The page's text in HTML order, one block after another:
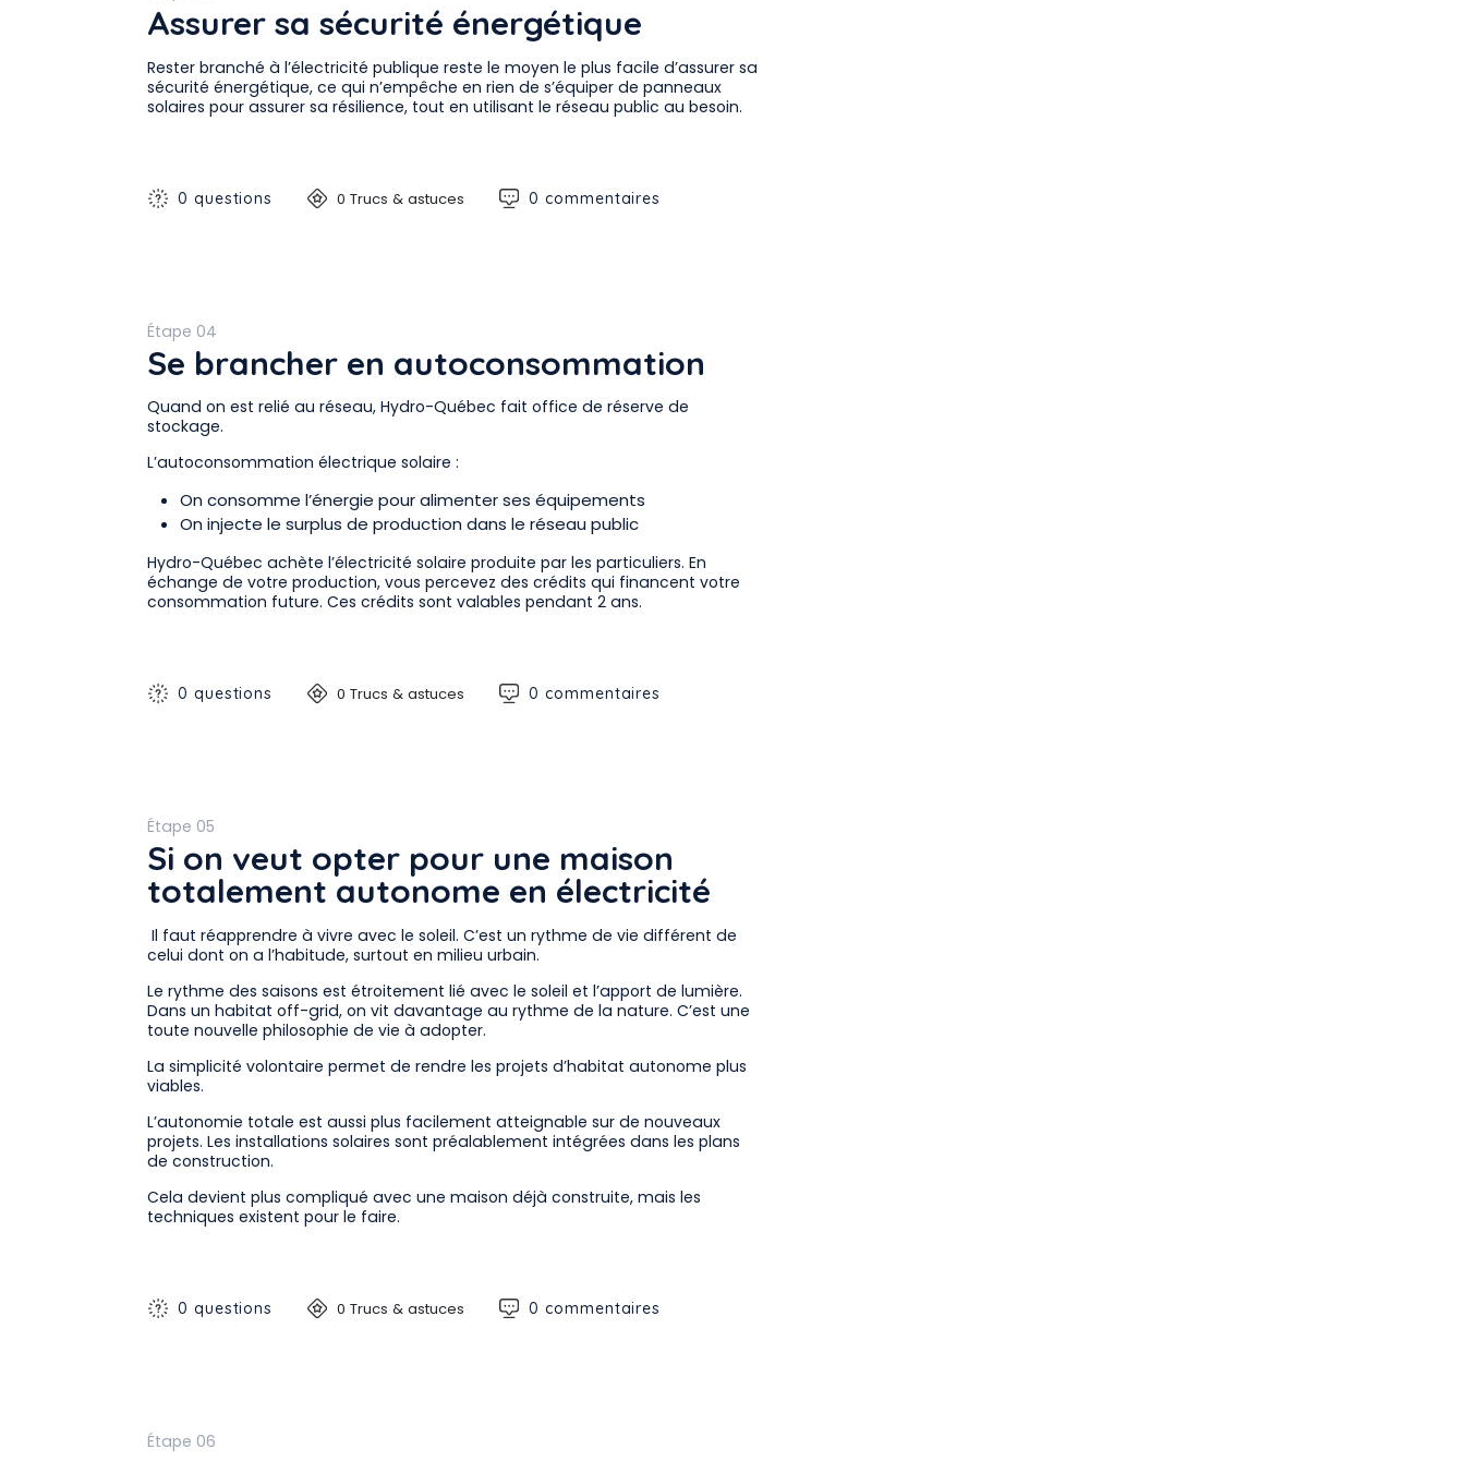
Assurer sa sécurité énergétique
Rester branché à l’électricité publique reste le moyen le plus facile d’assurer sa
sécurité énergétique, ce qui n’empêche en rien de s’équiper de panneaux
solaires pour assurer sa résilience, tout en utilisant le réseau public au besoin.
0 questions 0 Trucs & astuces 0 commentaires
Étape 04
Se brancher en autoconsommation
Quand on est relié au réseau, Hydro-Québec fait office de réserve de
stockage.
L’autoconsommation électrique solaire :
On consomme l’énergie pour alimenter ses équipements
On injecte le surplus de production dans le réseau public
Hydro-Québec achète l’électricité solaire produite par les particuliers. En
échange de votre production, vous percevez des crédits qui financent votre
consommation future. Ces crédits sont valables pendant 2 ans.
0 questions 0 Trucs & astuces 0 commentaires
Étape 05
Si on veut opter pour une maison
totalement autonome en électricité
Il faut réapprendre à vivre avec le soleil. C’est un rythme de vie différent de
celui dont on a l’habitude, surtout en milieu urbain.
Le rythme des saisons est étroitement lié avec le soleil et l’apport de lumière.
Dans un habitat off-grid, on vit davantage au rythme de la nature. C’est une
toute nouvelle philosophie de vie à adopter.
La simplicité volontaire permet de rendre les projets d’habitat autonome plus
viables.
L’autonomie totale est aussi plus facilement atteignable sur de nouveaux
projets. Les installations solaires sont préalablement intégrées dans les plans
de construction.
Cela devient plus compliqué avec une maison déjà construite, mais les
techniques existent pour le faire.
0 questions 0 Trucs & astuces 0 commentaires
Étape 06